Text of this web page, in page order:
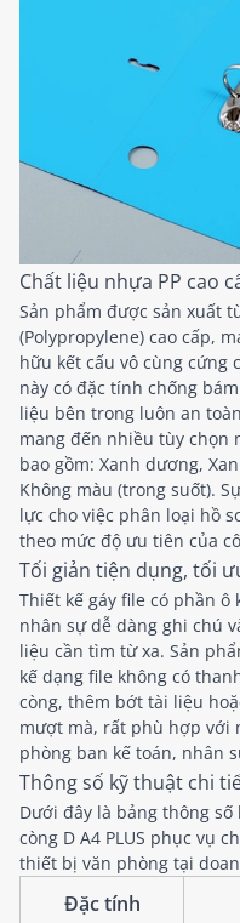
Chất liệu nhựa PP cao
Sản phẩm được sản xuất
(Polypropylene) cao cấp,
hữu kết cấu vô cùng cứng
này có đặc tính chống
liệu bên trong luôn an
mang đến nhiều tùy chọn
bao gồm: Xanh dương,
Không màu (trong suốt).
lực cho việc phân loại hồ
theo mức độ ưu tiên của
Tối giản tiện dụng, tối
Thiết kế gáy file có phần
nhân sự dễ dàng ghi chú
liệu cần tìm từ xa. Sản
kế dạng file không có
còng, thêm bớt tài liệu
mượt mà, rất phù hợp với
phòng ban kế toán, nhân
Thông số kỹ thuật chi
Dưới đây là bảng thông
còng D A4 PLUS phục vụ
thiết bị văn phòng tại
Đặc tính